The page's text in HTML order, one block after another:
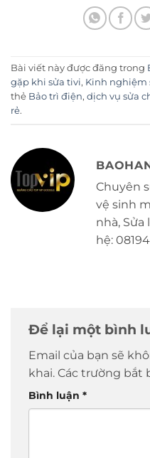
Bài viết này được đăng trong
gặp khi sửa tivi, Kinh nghiệm
thẻ Bảo trì điện, dịch vụ sửa
rẻ.
Chuyên
vệ sinh
nhà, Sửa
hệ:
Để lại một bình
Email của bạn sẽ
khai. Các trường bắt
Bình luận *